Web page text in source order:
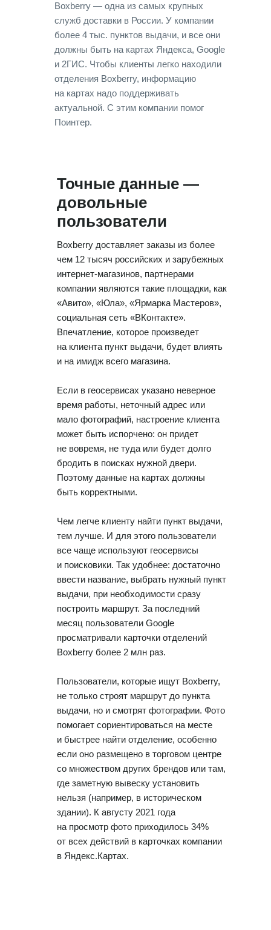
Boxberry — одна из самых крупных
служб доставки в России. У компании
более 4 тыс. пунктов выдачи, и все они
должны быть на картах Яндекса, Google
и 2ГИС. Чтобы клиенты легко находили
отделения Boxberry, информацию
на картах надо поддерживать
актуальной. С этим компании помог
Поинтер.
Точные данные —
довольные
пользователи
Boxberry доставляет заказы из более
чем 12 тысяч российских и зарубежных
интернет-магазинов, партнерами
компании являются такие площадки, как
«Авито», «Юла», «Ярмарка Мастеров»,
социальная сеть «ВКонтакте».
Впечатление, которое произведет
на клиента пункт выдачи, будет влиять
и на имидж всего магазина.
Если в геосервисах указано неверное
время работы, неточный адрес или
мало фотографий, настроение клиента
может быть испорчено: он придет
не вовремя, не туда или будет долго
бродить в поисках нужной двери.
Поэтому данные на картах должны
быть корректными.
Чем легче клиенту найти пункт выдачи,
тем лучше. И для этого пользователи
все чаще используют геосервисы
и поисковики. Так удобнее: достаточно
ввести название, выбрать нужный пункт
выдачи, при необходимости сразу
построить маршрут. За последний
месяц пользователи Google
просматривали карточки отделений
Boxberry более 2 млн раз.
Пользователи, которые ищут Boxberry,
не только строят маршрут до пункта
выдачи, но и смотрят фотографии. Фото
помогает сориентироваться на месте
и быстрее найти отделение, особенно
если оно размещено в торговом центре
со множеством других брендов или там,
где заметную вывеску установить
нельзя (например, в историческом
здании). К августу 2021 года
на просмотр фото приходилось 34%
от всех действий в карточках компании
в Яндекс.Картах.